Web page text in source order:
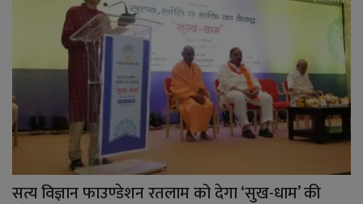
सत्य विज्ञान फाउण्डेशन रतलाम को देगा ‘सुख-धाम’ की